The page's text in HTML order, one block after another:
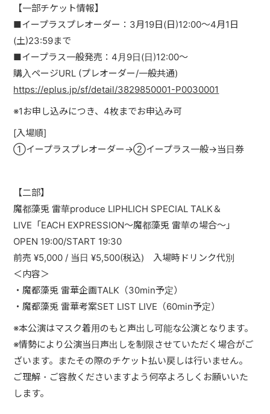
【一部チケット情報】
■イープラスプレオーダー：3月19日(日)12:00～4月1日
(土)23:59まで
■イープラス一般発売：4月9日(日)12:00～
購入ページURL (プレオーダー/一般共通)
https://eplus.jp/sf/detail/3829850001-P0030001
※1お申し込みにつき、4枚までお申込み可
[入場順]
①イープラスプレオーダー→②イープラス一般→当日券
【二部】
魔都藻兎 雷華produce LIPHLICH SPECIAL TALK＆
LIVE「EACH EXPRESSION～魔都藻兎 雷華の場合～」
OPEN 19:00/START 19:30
前売 ¥5,000 / 当日 ¥5,500(税込) 入場時ドリンク代別
＜内容＞
・魔都藻兎 雷華企画TALK（30min予定）
・魔都藻兎 雷華考案SET LIST LIVE（60min予定）
※本公演はマスク着用のもと声出し可能な公演となります。
※情勢により公演当日声出しを制限させていただく場合がご
ざいます。またその際のチケット払い戻しは行いません。
ご理解・ご容赦くださいますよう何卒よろしくお願いいた
します。